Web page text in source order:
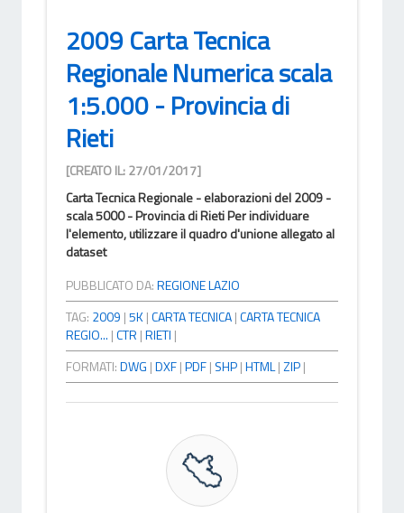
2009 Carta Tecnica
Regionale Numerica scala
1:5.000 - Provincia di
Rieti
[CREATO IL: 27/01/2017]
Carta Tecnica Regionale - elaborazioni del 2009 -
scala 5000 - Provincia di Rieti Per individuare
l'elemento, utilizzare il quadro d'unione allegato al
dataset
PUBBLICATO DA:REGIONE LAZIO
TAG: 2009 |5K|CARTA TECNICA|CARTA TECNICA
REGIO... |CTR |RIETI |
FORMATI:DWG |DXF|PDF| SHP|HTML|ZIP|